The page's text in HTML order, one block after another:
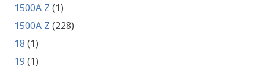
1500A Z (1)
1500A Z (228)
18 (1)
19 (1)